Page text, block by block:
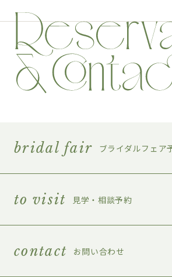
bridal fair ブライダルフェア
to visit 見学・相談予約
contact お問い合わせ